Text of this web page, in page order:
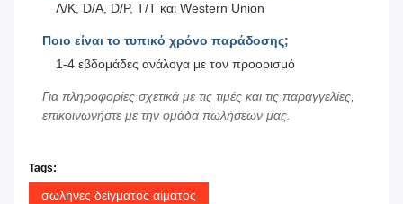
Λ/Κ, D/A, D/P, T/T και Western Union
Ποιο είναι το τυπικό χρόνο παράδοσης;
1-4 εβδομάδες ανάλογα με τον προορισμό
Για πληροφορίες σχετικά με τις τιμές και τις παραγγελίες,
επικοινωνήστε με την ομάδα πωλήσεων μας.
Tags:
σωλήνες δείγματος αίματος